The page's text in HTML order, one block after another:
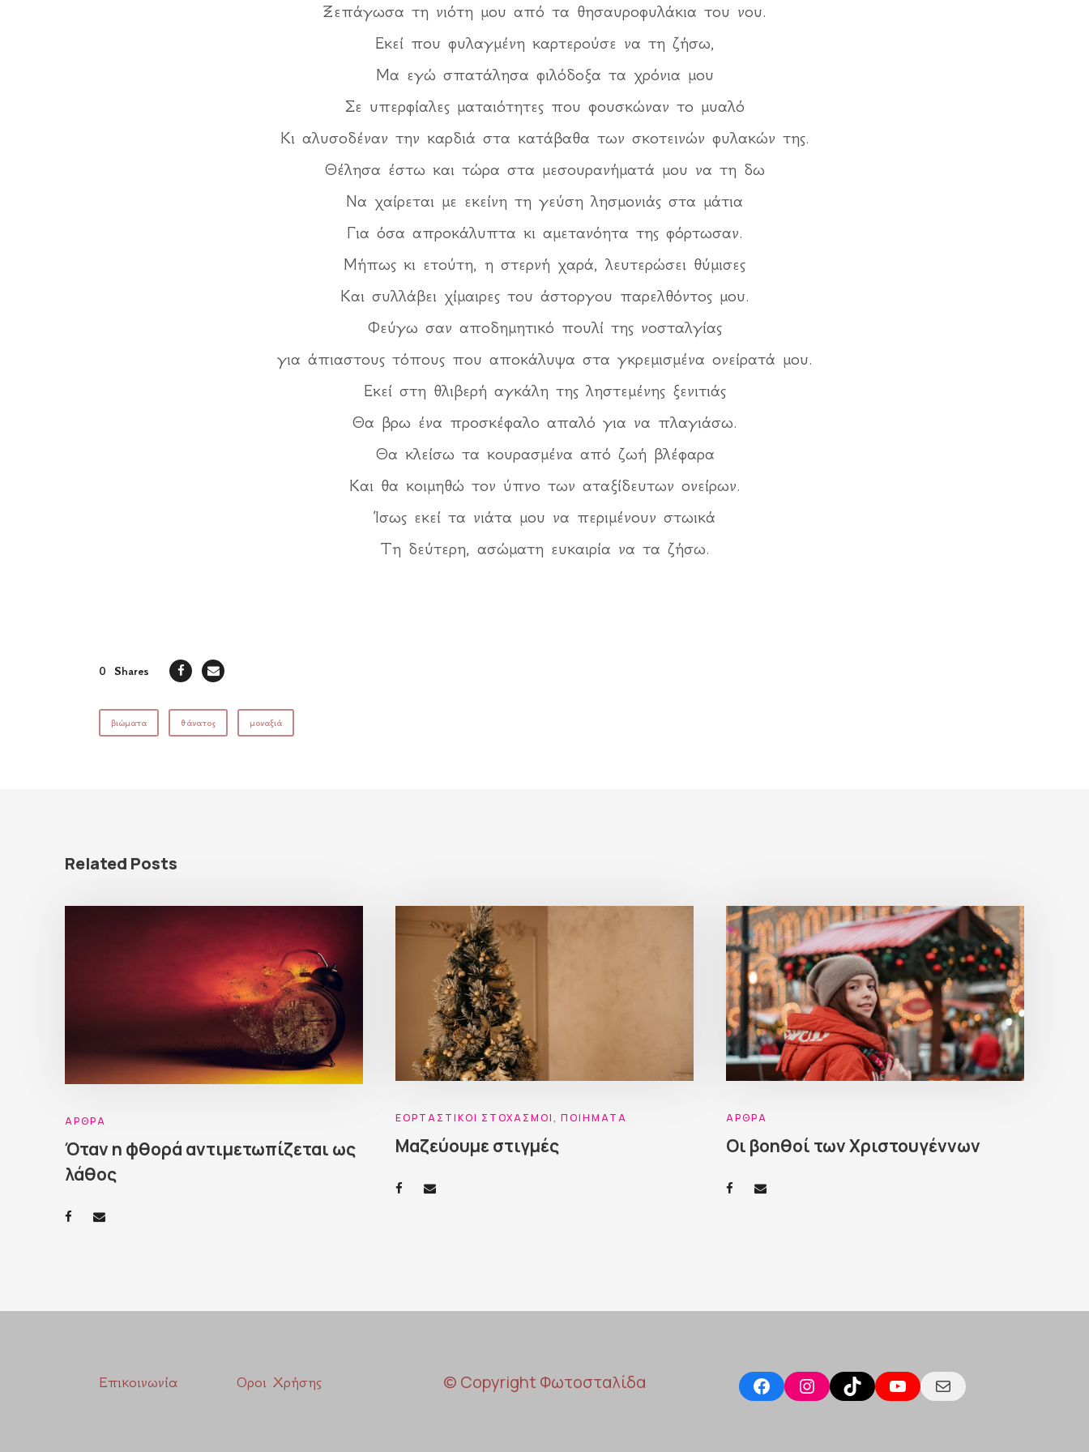
Ξεπάγωσα τη νιότη μου από τα θησαυροφυλάκια του νου.
Εκεί που φυλαγμένη καρτερούσε να τη ζήσω,
Μα εγώ σπατάλησα φιλόδοξα τα χρόνια μου
Σε υπερφίαλες ματαιότητες που φουσκώναν το μυαλό
Κι αλυσοδέναν την καρδιά στα κατάβαθα των σκοτεινών φυλακών της.
Θέλησα έστω και τώρα στα μεσουρανήματά μου να τη δω
Να χαίρεται με εκείνη τη γεύση λησμονιάς στα μάτια
Για όσα απροκάλυπτα κι αμετανόητα της φόρτωσαν.
Μήπως κι ετούτη, η στερνή χαρά, λευτερώσει θύμισες
Και συλλάβει χίμαιρες του άστοργου παρελθόντος μου.
Φεύγω σαν αποδημητικό πουλί της νοσταλγίας
για άπιαστους τόπους που αποκάλυψα στα γκρεμισμένα ονείρατά μου.
Εκεί στη θλιβερή αγκάλη της ληστεμένης ξενιτιάς
Θα βρω ένα προσκέφαλο απαλό για να πλαγιάσω.
Θα κλείσω τα κουρασμένα από ζωή βλέφαρα
Και θα κοιμηθώ τον ύπνο των αταξίδευτων ονείρων.
Ίσως εκεί τα νιάτα μου να περιμένουν στωικά
Τη δεύτερη, ασώματη ευκαιρία να τα ζήσω.
0 Shares
βιώματα θάνατος μοναξιά
Related Posts
ΆΡΘΡΑ
Όταν η φθορά αντιμετωπίζεται ως
λάθος
ΕΟΡΤΑΣΤΙΚΟΊ ΣΤΟΧΑΣΜΟΊ, ΠΟΙΉΜΑΤΑ
Μαζεύουμε στιγμές
ΆΡΘΡΑ
Οι βοηθοί των Χριστουγέννων
Επικοινωνία Οροι Χρήσης © Copyright Φωτοσταλίδα Facebook Instagram TikTok YouTube